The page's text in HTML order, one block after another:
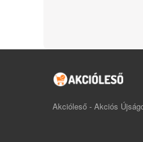
Akcióleső - Akciós